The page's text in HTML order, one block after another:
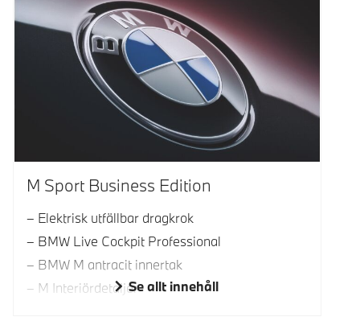
M Sport Business Edition
Elektrisk utfällbar dragkrok
BMW Live Cockpit Professional
BMW M antracit innertak
M InteriördetaljerSe allt innehåll